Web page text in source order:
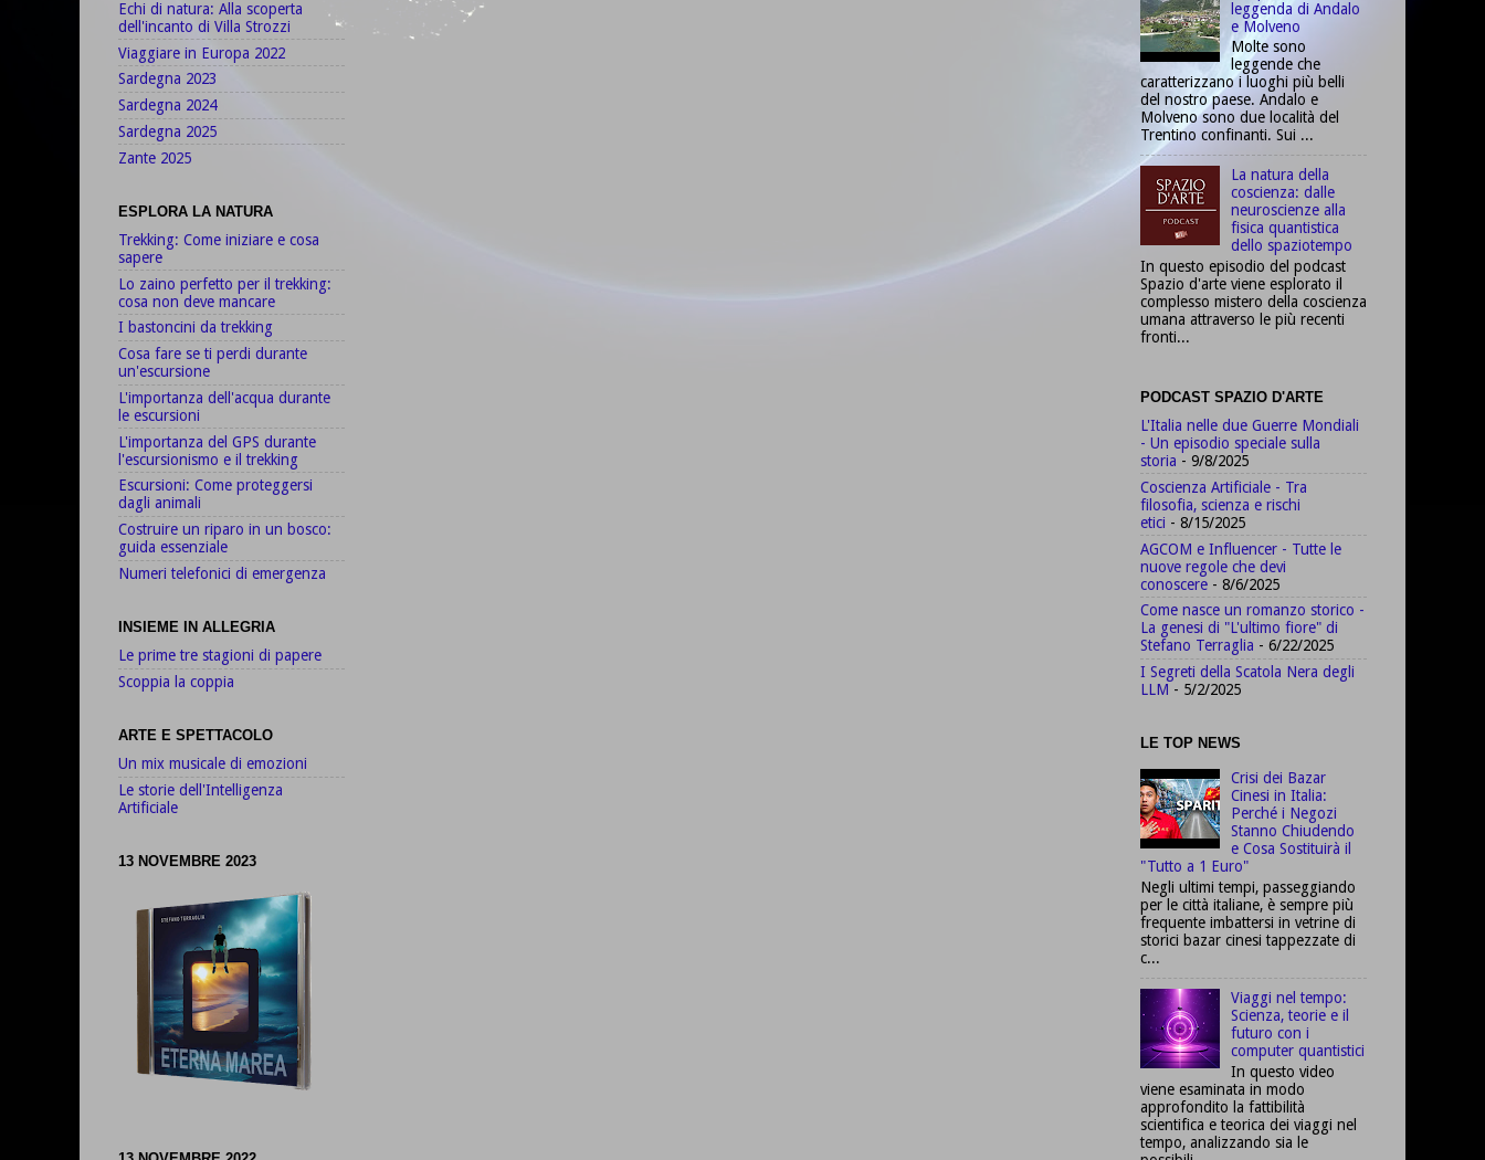
Echi di natura: Alla scoperta
dell'incanto di Villa Strozzi
Viaggiare in Europa 2022
Sardegna 2023
Sardegna 2024
Sardegna 2025
Zante 2025
ESPLORA LA NATURA
Trekking: Come iniziare e cosa
sapere
Lo zaino perfetto per il trekking:
cosa non deve mancare
I bastoncini da trekking
Cosa fare se ti perdi durante
un'escursione
L'importanza dell'acqua durante
le escursioni
L'importanza del GPS durante
l'escursionismo e il trekking
Escursioni: Come proteggersi
dagli animali
Costruire un riparo in un bosco:
guida essenziale
Numeri telefonici di emergenza
INSIEME IN ALLEGRIA
Le prime tre stagioni di papere
Scoppia la coppia
ARTE E SPETTACOLO
Un mix musicale di emozioni
Le storie dell'Intelligenza
Artificiale
13 NOVEMBRE 2023
leggenda di Andalo
e Molveno
Molte sono
leggende che
caratterizzano i luoghi più belli
del nostro paese. Andalo e
Molveno sono due località del
Trentino confinanti. Sui ...
La natura della
coscienza: dalle
neuroscienze alla
fisica quantistica
dello spaziotempo
In questo episodio del podcast
Spazio d'arte viene esplorato il
complesso mistero della coscienza
umana attraverso le più recenti
fronti...
PODCAST SPAZIO D'ARTE
L'Italia nelle due Guerre Mondiali
- Un episodio speciale sulla
storia - 9/8/2025
Coscienza Artificiale - Tra
filosofia, scienza e rischi
etici - 8/15/2025
AGCOM e Influencer - Tutte le
nuove regole che devi
conoscere - 8/6/2025
Come nasce un romanzo storico -
La genesi di "L'ultimo fiore" di
Stefano Terraglia - 6/22/2025
I Segreti della Scatola Nera degli
LLM - 5/2/2025
LE TOP NEWS
Crisi dei Bazar
Cinesi in Italia:
Perché i Negozi
Stanno Chiudendo
e Cosa Sostituirà il
"Tutto a 1 Euro"
Negli ultimi tempi, passeggiando
per le città italiane, è sempre più
frequente imbattersi in vetrine di
storici bazar cinesi tappezzate di
c...
Viaggi nel tempo:
Scienza, teorie e il
futuro con i
computer quantistici
In questo video
viene esaminata in modo
approfondito la fattibilità
scientifica e teorica dei viaggi nel
tempo, analizzando sia le